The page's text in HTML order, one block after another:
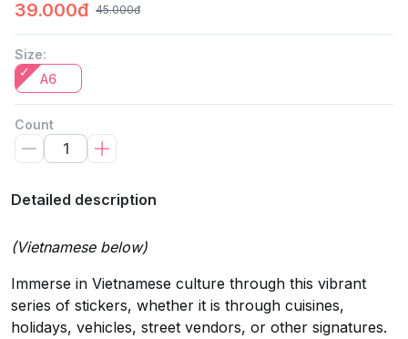
39.000đ 45.000đ
Size:
A6
Count
Detailed description
(Vietnamese below)
Immerse in Vietnamese culture through this vibrant
series of stickers, whether it is through cuisines,
holidays, vehicles, street vendors, or other signatures.